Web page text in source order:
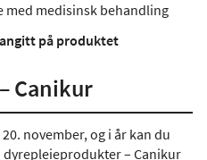
med medisinsk behandling
på produktet
Canikur
november, og i år kan du
– Canikur